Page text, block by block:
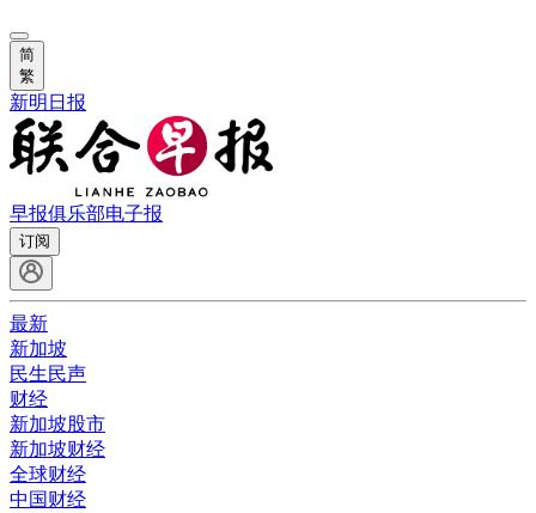
简
繁
新明日报
早报俱乐部电子报
订阅
最新
新加坡
民生民声
财经
新加坡股市
新加坡财经
全球财经
中国财经